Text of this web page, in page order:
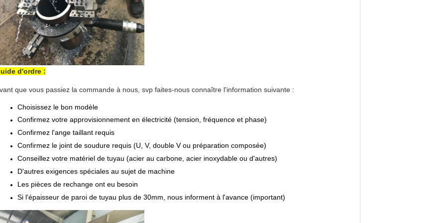
d'ordre :
que vous passiez la commande à nous, svp faites-nous connaître l'information suivante :
Choisissez le bon modèle
Confirmez votre approvisionnement en électricité (tension, fréquence et phase)
Confirmez l'ange taillant requis
Confirmez le joint de soudure requis (U, V, double V ou préparation composée)
Conseillez votre matériel de tuyau (acier au carbone, acier inoxydable ou d'autres)
D'autres exigences spéciales au sujet de machine
Les pièces de rechange ont eu besoin
Si l'épaisseur de paroi de tuyau plus de 30mm, nous informent à l'avance (important)